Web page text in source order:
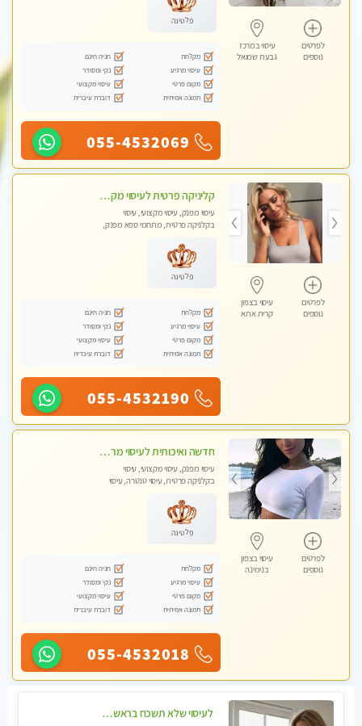
לפרטים
נוספים
עיסוי במרכז
גבעת שמואל
פלטינה
מקלחת
חניה חינם
עיסוי מרגיע
נקי ומסודר
מקום פרטי
עיסוי מקצועי
תמונה אמיתית
דוברת עיברית
055-4532069
לפרטים
נוספים
עיסוי בצפון
קרית אתא
קליניקה פרטית לעיסוי מקצועי ואלטרנטיבי ברמה גבוהה VIP תתקשר ..... highly recommended..new in the city
עיסוי מפנק, עיסוי מקצועי, עיסוי
בקלניקה פרטית, מתחמי ספא מפנק,
טנטרה, עיסוי מגבר לגבר, עיסוי מגבר
לאישה
פלטינה
מקלחת
חניה חינם
עיסוי מרגיע
נקי ומסודר
מקום פרטי
עיסוי מקצועי
תמונה אמיתית
דוברת עיברית
055-4532190
לפרטים
נוספים
עיסוי בצפון
בנימינה
חדשה ואיכותית לעיסוי מרגיע ומפנק VIP-מומלץ לחלוטין! פרטי! ​​​​​​ Highly recommended
עיסוי מפנק, עיסוי מקצועי, עיסוי
בקלניקה פרטית, עיסוי טנטרה, עיסוי
פלטינה
מקלחת
חניה חינם
עיסוי מרגיע
נקי ומסודר
מקום פרטי
עיסוי מקצועי
תמונה אמיתית
דוברת עיברית
055-4532018
לעיסוי שלא תשכח בראשון לציון